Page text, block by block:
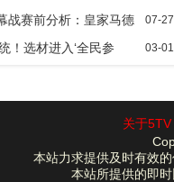
战赛前分析：皇家马德
07-27
！选材进入‘全民参
03-01
关于5TV
本站力求提供及时有效
本站所提供的即